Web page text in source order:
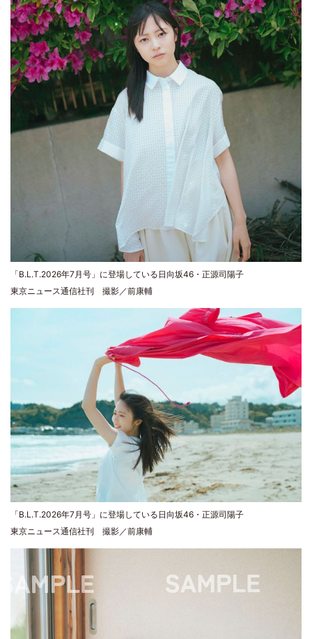
「B.L.T.2026年7月号」に登場している日向坂46・正源司陽子
東京ニュース通信社刊 撮影／前康輔
「B.L.T.2026年7月号」に登場している日向坂46・正源司陽子
東京ニュース通信社刊 撮影／前康輔